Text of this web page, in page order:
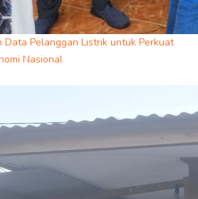
Data Pelanggan Listrik untuk Perkuat
Nasional